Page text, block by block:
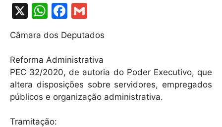
X
W
h
at
s
A
p
p
F
c
e
b
o
o
m
ai
l
Câmara dos Deputados
Reforma Administrativa
PEC 32/2020, de autoria do Poder Executivo, que
altera disposições sobre servidores, empregados
públicos e organização administrativa.
Tramitação: